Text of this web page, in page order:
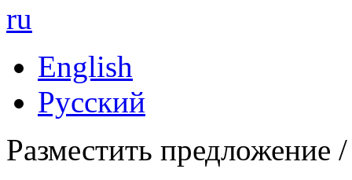
ru
English
Русский
Разместить предложение